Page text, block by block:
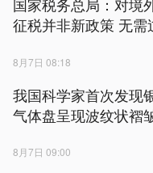
国家税务总局：对境
征税并非新政策 无需
8月7日 08:18
我国科学家首次发现
气体盘呈现波纹状褶
8月7日 09:00